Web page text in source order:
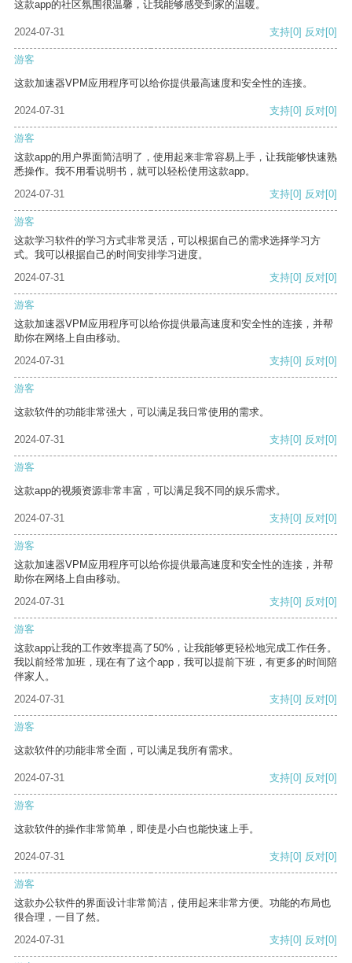
这款app的社区氛围很温馨，让我能够感受到家的温暖。
2024-07-31 支持[0] 反对[0]
游客
这款加速器VPM应用程序可以给你提供最高速度和安全性的连接。
2024-07-31 支持[0] 反对[0]
游客
这款app的用户界面简洁明了，使用起来非常容易上手，让我能够快速熟
悉操作。我不用看说明书，就可以轻松使用这款app。
2024-07-31
支持[0] 反对[0]
游客
这款学习软件的学习方式非常灵活，可以根据自己的需求选择学习方
式。我可以根据自己的时间安排学习进度。
2024-07-31
支持[0] 反对[0]
游客
这款加速器VPM应用程序可以给你提供最高速度和安全性的连接，并帮
助你在网络上自由移动。
2024-07-31
支持[0] 反对[0]
游客
这款软件的功能非常强大，可以满足我日常使用的需求。
2024-07-31 支持[0] 反对[0]
游客
这款app的视频资源非常丰富，可以满足我不同的娱乐需求。
2024-07-31 支持[0] 反对[0]
游客
这款加速器VPM应用程序可以给你提供最高速度和安全性的连接，并帮
助你在网络上自由移动。
2024-07-31
支持[0] 反对[0]
游客
这款app让我的工作效率提高了50%，让我能够更轻松地完成工作任务。
我以前经常加班，现在有了这个app，我可以提前下班，有更多的时间陪
伴家人。
2024-07-31
支持[0] 反对[0]
游客
这款软件的功能非常全面，可以满足我所有需求。
2024-07-31 支持[0] 反对[0]
游客
这款软件的操作非常简单，即使是小白也能快速上手。
2024-07-31 支持[0] 反对[0]
游客
这款办公软件的界面设计非常简洁，使用起来非常方便。功能的布局也
很合理，一目了然。
2024-07-31
支持[0] 反对[0]